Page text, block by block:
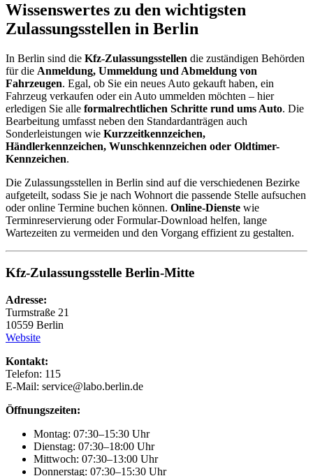
Wissenswertes zu den wichtigsten
Zulassungsstellen in Berlin
In Berlin sind die Kfz-Zulassungsstellen die zuständigen Behörden
für die Anmeldung, Ummeldung und Abmeldung von
Fahrzeugen. Egal, ob Sie ein neues Auto gekauft haben, ein
Fahrzeug verkaufen oder ein Auto ummelden möchten – hier
erledigen Sie alle formalrechtlichen Schritte rund ums Auto. Die
Bearbeitung umfasst neben den Standardanträgen auch
Sonderleistungen wie Kurzzeitkennzeichen,
Händlerkennzeichen, Wunschkennzeichen oder Oldtimer-
Kennzeichen.
Die Zulassungsstellen in Berlin sind auf die verschiedenen Bezirke
aufgeteilt, sodass Sie je nach Wohnort die passende Stelle aufsuchen
oder online Termine buchen können. Online-Dienste wie
Terminreservierung oder Formular-Download helfen, lange
Wartezeiten zu vermeiden und den Vorgang effizient zu gestalten.
Kfz-Zulassungsstelle Berlin-Mitte
Adresse:
Turmstraße 21
10559 Berlin
Website
Kontakt:
Telefon: 115
E-Mail: service@labo.berlin.de
Öffnungszeiten:
Montag: 07:30–15:30 Uhr
Dienstag: 07:30–18:00 Uhr
Mittwoch: 07:30–13:00 Uhr
Donnerstag: 07:30–15:30 Uhr